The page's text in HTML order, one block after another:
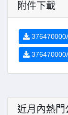
附件下載
近月內熱門